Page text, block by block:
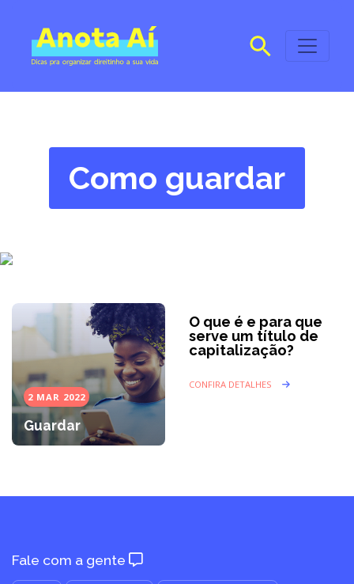
Como guardar
2 MAR 2022
Guardar
O que é e para que
serve um título de
capitalização?
CONFIRA DETALHES
Fale com a gente